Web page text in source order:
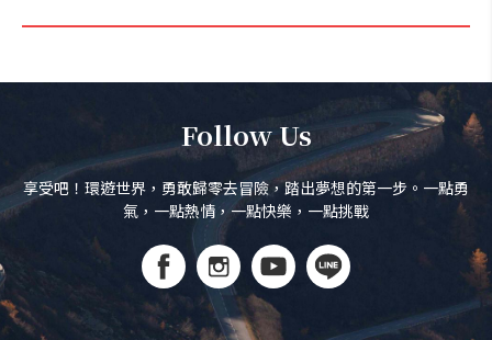
Follow Us
享受吧！環遊世界，勇敢歸零去冒險，踏出夢想的第一步。一點勇
氣，一點熱情，一點快樂，一點挑戰